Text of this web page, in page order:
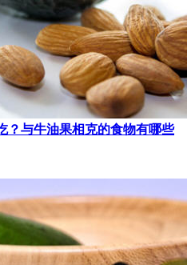
？与牛油果相克的食物有哪些